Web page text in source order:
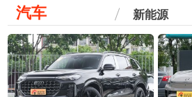
汽车 新能源